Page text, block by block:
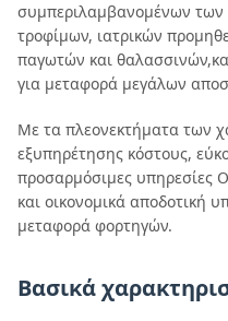
συμπεριλαμβανομένων
τροφίμων, ιατρικών
παγωτών και
για μεταφορά μεγάλων
Με τα πλεονεκτήματα των
εξυπηρέτησης κόστους,
προσαρμόσιμες υπηρεσίες
και οικονομικά αποδοτική
μεταφορά φορτηγών.
Βασικά